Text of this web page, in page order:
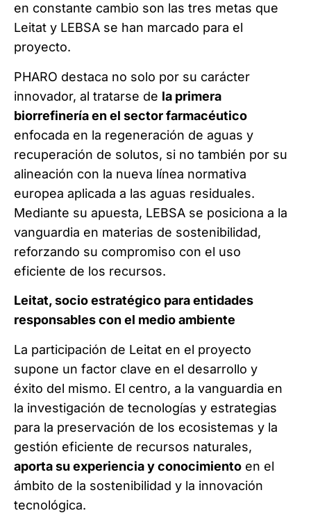
en constante cambio son las tres metas que
Leitat y LEBSA se han marcado para el
proyecto.
PHARO destaca no solo por su carácter
innovador, al tratarse de la primera
biorrefinería en el sector farmacéutico
enfocada en la regeneración de aguas y
recuperación de solutos, si no también por su
alineación con la nueva línea normativa
europea aplicada a las aguas residuales.
Mediante su apuesta, LEBSA se posiciona a la
vanguardia en materias de sostenibilidad,
reforzando su compromiso con el uso
eficiente de los recursos.
Leitat, socio estratégico para entidades
responsables con el medio ambiente
La participación de Leitat en el proyecto
supone un factor clave en el desarrollo y
éxito del mismo. El centro, a la vanguardia en
la investigación de tecnologías y estrategias
para la preservación de los ecosistemas y la
gestión eficiente de recursos naturales,
aporta su experiencia y conocimiento en el
ámbito de la sostenibilidad y la innovación
tecnológica.